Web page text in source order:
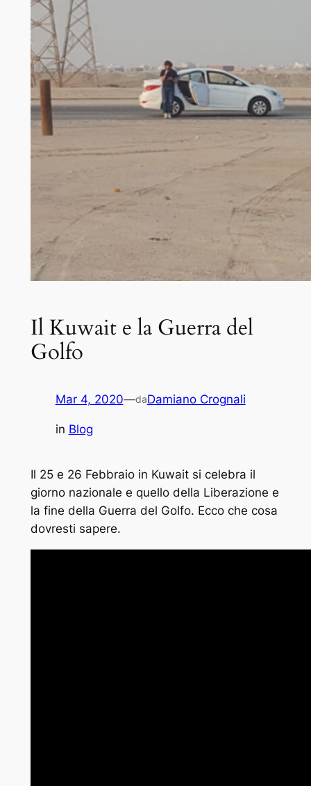
Il Kuwait e la Guerra del
Golfo
Mar 4, 2020—daDamiano Crognali
in Blog
Il 25 e 26 Febbraio in Kuwait si celebra il
giorno nazionale e quello della Liberazione e
la fine della Guerra del Golfo. Ecco che cosa
dovresti sapere.